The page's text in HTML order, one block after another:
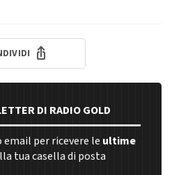
DI RADIO GOLD
per ricevere le ultime
tua casella di posta